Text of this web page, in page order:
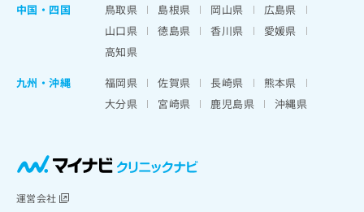
中国・四国
鳥取県 島根県 岡山県
広島県
山口県
徳島県 香川県
愛媛県
高知県
九州・沖縄
福岡県 佐賀県 長崎県
熊本県
大分県
宮崎県 鹿児島県 沖縄県
運営会社